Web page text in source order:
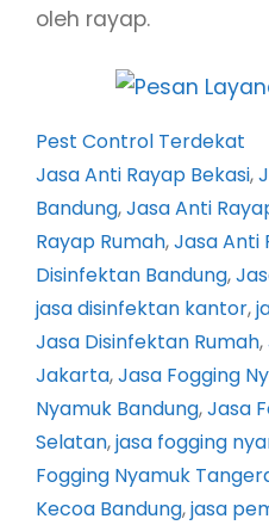
oleh rayap.
Pest Control Terdekat
Jasa Anti Rayap Bekasi,
Bandung, Jasa Anti
Rayap Rumah, Jasa Anti
Disinfektan Bandung,
jasa disinfektan kantor,
Jasa Disinfektan Rumah,
Jakarta, Jasa Fogging
Nyamuk Bandung, Jasa
Selatan, jasa fogging
Fogging Nyamuk
Kecoa Bandung, jasa